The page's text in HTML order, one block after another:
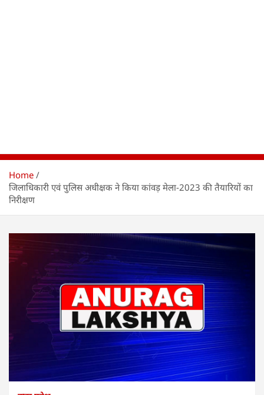
Home
जिलाधिकारी एवं पुलिस अधीक्षक ने किया कांवड़ मेला-2023 की तैयारियों का
निरीक्षण